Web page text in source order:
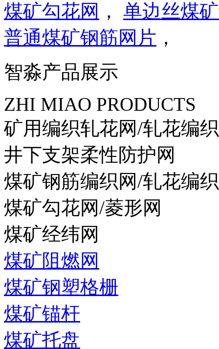
煤矿勾花网 ， 单边丝煤
普通煤矿钢筋网片 ，
智淼产品展示
ZHI MIAO PRODUCTS
矿用编织轧花网/轧花编
井下支架柔性防护网
煤矿钢筋编织网/轧花编
煤矿勾花网/菱形网
煤矿经纬网
煤矿阻燃网
煤矿钢塑格栅
煤矿锚杆
煤矿托盘